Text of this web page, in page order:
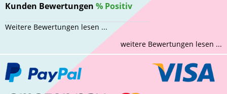
Kunden Bewertungen % Positiv
Weitere Bewertungen lesen ...
weitere Bewertungen lesen ...